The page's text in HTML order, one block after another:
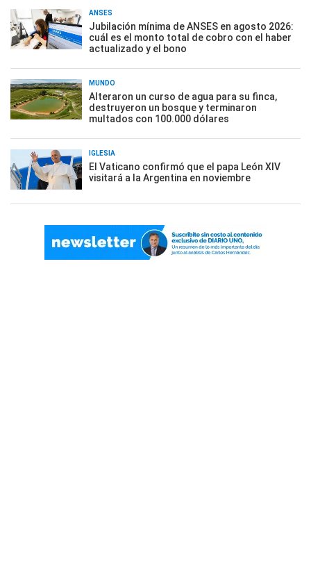
ANSES
Jubilación mínima de ANSES en agosto 2026:
cuál es el monto total de cobro con el haber
actualizado y el bono
MUNDO
Alteraron un curso de agua para su finca,
destruyeron un bosque y terminaron
multados con 100.000 dólares
IGLESIA
El Vaticano confirmó que el papa León XIV
visitará a la Argentina en noviembre